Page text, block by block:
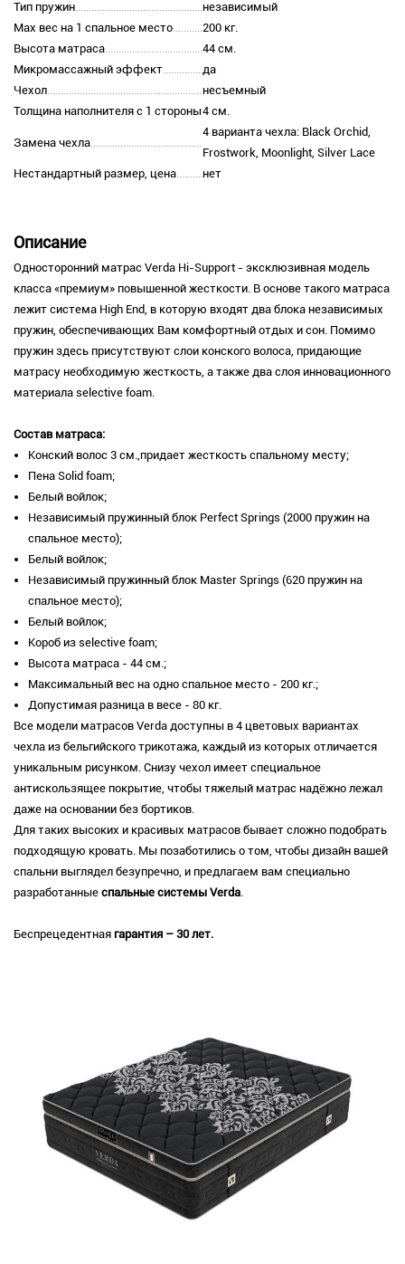
Тип пружин
независимый
Max вес на 1 спальное место
200 кг.
Высота матраса
44 см.
Микромассажный эффект
да
Чехол
несъемный
Толщина наполнителя с 1 стороны4 см.
Замена чехла
4 варианта чехла: Black Orchid,
Frostwork, Moonlight, Silver Lace
Нестандартный размер, цена
нет
Описание
Односторонний матрас Verda Hi-Support - эксклюзивная модель
класса «премиум» повышенной жесткости. В основе такого матраса
лежит система High End, в которую входят два блока независимых
пружин, обеспечивающих Вам комфортный отдых и сон. Помимо
пружин здесь присутствуют слои конского волоса, придающие
матрасу необходимую жесткость, а также два слоя инновационного
материала selective foam.
Состав матраса:
Конский волос 3 см.,придает жесткость спальному месту;
Пена Solid foam;
Белый войлок;
Независимый пружинный блок Perfect Springs (2000 пружин на
спальное место);
Белый войлок;
Независимый пружинный блок Master Springs (620 пружин на
спальное место);
Белый войлок;
Короб из selective foam;
Высота матраса - 44 см.;
Максимальный вес на одно спальное место - 200 кг.;
Допустимая разница в весе - 80 кг.
Все модели матрасов Verda доступны в 4 цветовых вариантах
чехла из бельгийского трикотажа, каждый из которых отличается
уникальным рисунком. Снизу чехол имеет специальное
антискользящее покрытие, чтобы тяжелый матрас надёжно лежал
даже на основании без бортиков.
Для таких высоких и красивых матрасов бывает сложно подобрать
подходящую кровать. Мы позаботились о том, чтобы дизайн вашей
спальни выглядел безупречно, и предлагаем вам специально
разработанные cпальные системы Verda.
Беспрецедентная гарантия – 30 лет.